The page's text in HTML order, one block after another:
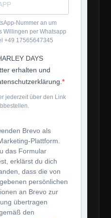
Nummer an um
Willingen per Whatsapp
+49 17565647345
DAYS
erhalten und
jederzeit über den Link
Brevo als
Plattform.
das Formular
erklärst du dich
dass die von
persönlichen
an Brevo zur
übertragen
den